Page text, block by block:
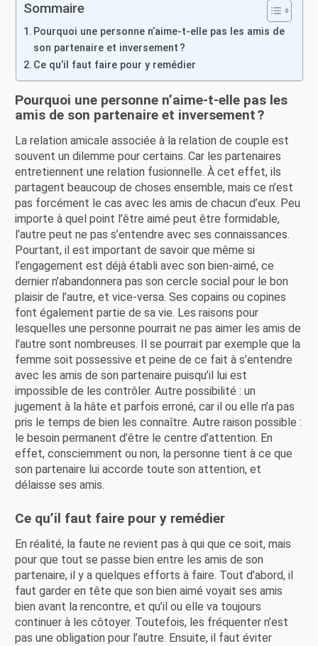
Sommaire
Pourquoi une personne n’aime-t-elle pas les amis de
son partenaire et inversement ?
Ce qu’il faut faire pour y remédier
Pourquoi une personne n’aime-t-elle pas les
amis de son partenaire et inversement ?
La relation amicale associée à la relation de couple est
souvent un dilemme pour certains. Car les partenaires
entretiennent une relation fusionnelle. À cet effet, ils
partagent beaucoup de choses ensemble, mais ce n’est
pas forcément le cas avec les amis de chacun d’eux. Peu
importe à quel point l’être aimé peut être formidable,
l’autre peut ne pas s’entendre avec ses connaissances.
Pourtant, il est important de savoir que même si
l’engagement est déjà établi avec son bien-aimé, ce
dernier n’abandonnera pas son cercle social pour le bon
plaisir de l’autre, et vice-versa. Ses copains ou copines
font également partie de sa vie. Les raisons pour
lesquelles une personne pourrait ne pas aimer les amis de
l’autre sont nombreuses. Il se pourrait par exemple que la
femme soit possessive et peine de ce fait à s’entendre
avec les amis de son partenaire puisqu’il lui est
impossible de les contrôler. Autre possibilité : un
jugement à la hâte et parfois erroné, car il ou elle n’a pas
pris le temps de bien les connaître. Autre raison possible :
le besoin permanent d’être le centre d’attention. En
effet, consciemment ou non, la personne tient à ce que
son partenaire lui accorde toute son attention, et
délaisse ses amis.
Ce qu’il faut faire pour y remédier
En réalité, la faute ne revient pas à qui que ce soit, mais
pour que tout se passe bien entre les amis de son
partenaire, il y a quelques efforts à faire. Tout d’abord, il
faut garder en tête que son bien aimé voyait ses amis
bien avant la rencontre, et qu’il ou elle va toujours
continuer à les côtoyer. Toutefois, les fréquenter n’est
pas une obligation pour l’autre. Ensuite, il faut éviter